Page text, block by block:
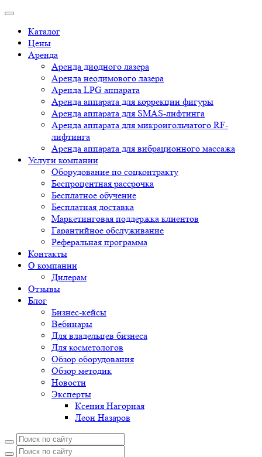
Каталог
Цены
Аренда
Аренда диодного лазера
Аренда неодимового лазера
Аренда LPG аппарата
Аренда аппарата для коррекции фигуры
Аренда аппарата для SMAS-лифтинга
Аренда аппарата для микроигольчатого RF-
лифтинга
Аренда аппарата для вибрационного массажа
Услуги компании
Оборудование по соцконтракту
Беспроцентная рассрочка
Бесплатное обучение
Бесплатная доставка
Маркетинговая поддержка клиентов
Гарантийное обслуживание
Реферальная программа
Контакты
О компании
Дилерам
Отзывы
Блог
Бизнес-кейсы
Вебинары
Для владельцев бизнеса
Для косметологов
Обзор оборудования
Обзор методик
Новости
Эксперты
Ксения Нагорная
Леон Назаров